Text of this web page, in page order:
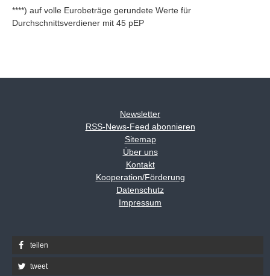
****) auf volle Eurobeträge gerundete Werte für
Durchschnittsverdiener mit 45 pEP
Newsletter
RSS-News-Feed abonnieren
Sitemap
Über uns
Kontakt
Kooperation/Förderung
Datenschutz
Impressum
teilen
tweet